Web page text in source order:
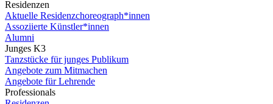
Residenzen
Aktuelle Residenzchoreograph*innen
Assoziierte Künstler*innen
Alumni
Junges K3
Tanzstücke für junges Publikum
Angebote zum Mitmachen
Angebote für Lehrende
Professionals